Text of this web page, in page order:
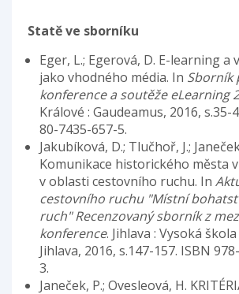
Statě ve sborníku
Eger, L.; Egerová, D. E-learning a
jako vhodného média. In Sborník
konference a soutěže eLearning
Králové : Gaudeamus, 2016, s.35-
80-7435-657-5.
Jakubíková, D.; Tlučhoř, J.;
Komunikace historického města
v oblasti cestovního ruchu. In
cestovního ruchu "Místní
ruch" Recenzovaný sborník z
konference. Jihlava : Vysoká
Jihlava, 2016, s.147-157. ISBN
3.
Janeček, P.; Ovesleová, H.